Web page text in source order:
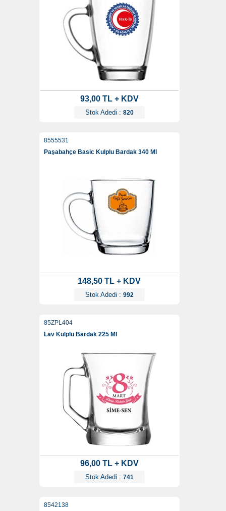
93,00 TL + KDV
Stok Adedi : 820
8555531
Paşabahçe Basic Kulplu Bardak 340 Ml
148,50 TL + KDV
Stok Adedi : 992
85ZPL404
Lav Kulplu Bardak 225 Ml
96,00 TL + KDV
Stok Adedi : 741
8542138